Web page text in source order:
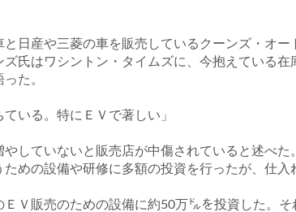
日産や三菱の車を販売しているクーンズ・オー
氏はワシントン・タイムズに、今抱えている在
た。
いる。特にＥＶで著しい」
していないと販売店が中傷されていると述べた
めの設備や研修に多額の投資を行ったが、仕入
Ｖ販売のための設備に約50万㌦を投資した。